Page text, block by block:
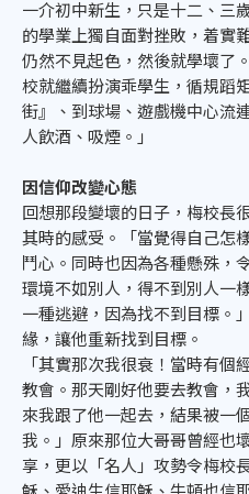
一介初中新生，只是十二、三
的學業上獨自面對挫敗，着實
仍然不見起色，然後就學壞了
校就繼續扮演乖學生，循規蹈
街』、到球場、遊戲機中心流
人飲酒、吸煙。」
因信仰改變心態
回想那段變壞的日子，梅校長
其時的感受。「當覺得自己怎
鬥心。同時也因為各種懸殊，
環境不如別人，得不到別人一
一種逃避，因為找不到目標。
緣，讓他重新找到目標。
「其實那次我很衰！當時有
教會。那天剛好他要去教會，
來我跟了他一起去，結果被一
我。」原來那位大哥哥曾經也
享，更以「名人」攻勢令梅校